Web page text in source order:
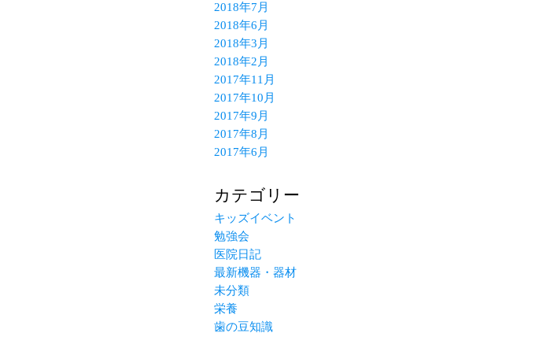
2018年7月
2018年6月
2018年3月
2018年2月
2017年11月
2017年10月
2017年9月
2017年8月
2017年6月
カテゴリー
キッズイベント
勉強会
医院日記
最新機器・器材
未分類
栄養
歯の豆知識